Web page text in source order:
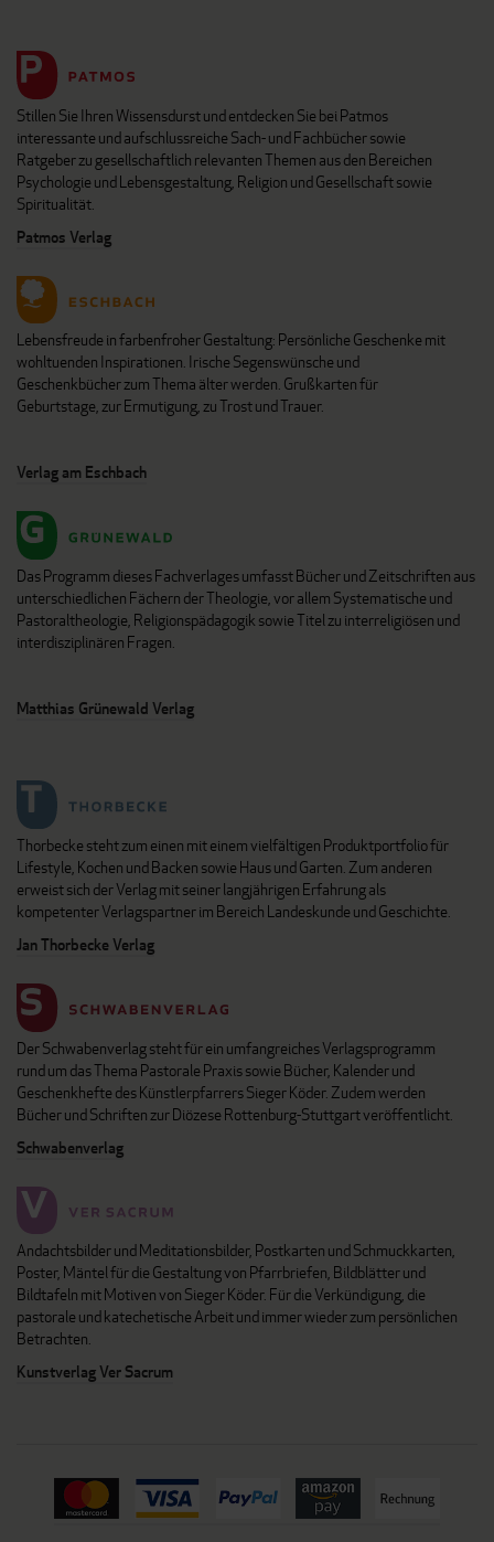
Stillen Sie Ihren Wissensdurst und entdecken Sie bei Patmos
interessante und aufschlussreiche Sach- und Fachbücher sowie
Ratgeber zu gesellschaftlich relevanten Themen aus den Bereichen
Psychologie und Lebensgestaltung, Religion und Gesellschaft sowie
Spiritualität.
Patmos Verlag
Lebensfreude in farbenfroher Gestaltung: Persönliche Geschenke mit
wohltuenden Inspirationen. Irische Segenswünsche und
Geschenkbücher zum Thema älter werden. Grußkarten für
Geburtstage, zur Ermutigung, zu Trost und Trauer.
Verlag am Eschbach
Das Programm dieses Fachverlages umfasst Bücher und Zeitschriften aus
unterschiedlichen Fächern der Theologie, vor allem Systematische und
Pastoraltheologie, Religionspädagogik sowie Titel zu interreligiösen und
interdisziplinären Fragen.
Matthias Grünewald Verlag
Thorbecke steht zum einen mit einem vielfältigen Produktportfolio für
Lifestyle, Kochen und Backen sowie Haus und Garten. Zum anderen
erweist sich der Verlag mit seiner langjährigen Erfahrung als
kompetenter Verlagspartner im Bereich Landeskunde und Geschichte.
Jan Thorbecke Verlag
Der Schwabenverlag steht für ein umfangreiches Verlagsprogramm
rund um das Thema Pastorale Praxis sowie Bücher, Kalender und
Geschenkhefte des Künstlerpfarrers Sieger Köder. Zudem werden
Bücher und Schriften zur Diözese Rottenburg-Stuttgart veröffentlicht.
Schwabenverlag
Andachtsbilder und Meditationsbilder, Postkarten und Schmuckkarten,
Poster, Mäntel für die Gestaltung von Pfarrbriefen, Bildblätter und
Bildtafeln mit Motiven von Sieger Köder. Für die Verkündigung, die
pastorale und katechetische Arbeit und immer wieder zum persönlichen
Betrachten.
Kunstverlag Ver Sacrum